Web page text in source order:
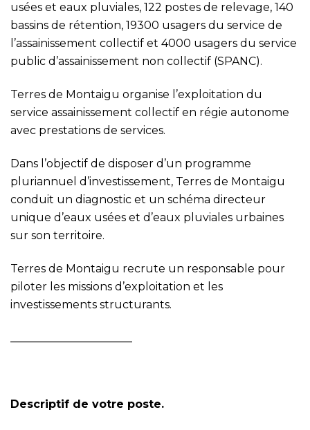
usées et eaux pluviales, 122 postes de relevage, 140
bassins de rétention, 19300 usagers du service de
l’assainissement collectif et 4000 usagers du service
public d’assainissement non collectif (SPANC).
Terres de Montaigu organise l’exploitation du
service assainissement collectif en régie autonome
avec prestations de services.
Dans l’objectif de disposer d’un programme
pluriannuel d’investissement, Terres de Montaigu
conduit un diagnostic et un schéma directeur
unique d’eaux usées et d’eaux pluviales urbaines
sur son territoire.
Terres de Montaigu recrute un responsable pour
piloter les missions d’exploitation et les
investissements structurants.
Descriptif de votre poste.